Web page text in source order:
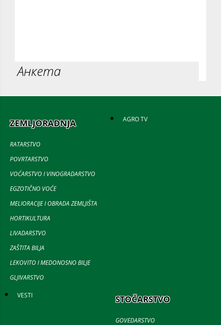
Анкета
ZEMLJORADNJA
RATARSTVO
POVRTARSTVO
VOĆARSTVO I VINOGRADARSTVO
EGZOTIČNO VOĆE
MELIORACIJE I OBRADA ZEMLJIŠTA
HORTIKULTURA
LIVADARSTVO
ZAŠTITA BILJA
LEKOVITO I MEDONOSNO BILJE
GLJIVARSTVO
AGRO TV
VESTI STOČARSTVO
GOVEDARSTVO